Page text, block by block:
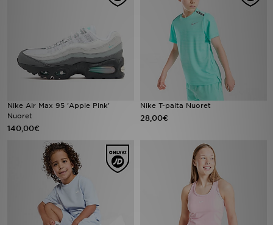
Nike Air Max 95 'Apple Pink'
Nuoret
140,00€
Nike T-paita Nuoret
28,00€